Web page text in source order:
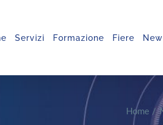
Servizi Formazione Fiere
Home